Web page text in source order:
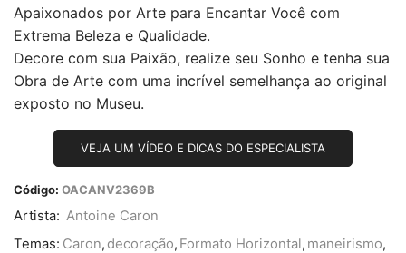
Apaixonados por Arte para Encantar Você com
Extrema Beleza e Qualidade.
Decore com sua Paixão, realize seu Sonho e tenha sua
Obra de Arte com uma incrível semelhança ao original
exposto no Museu.
VEJA UM VÍDEO E DICAS DO ESPECIALISTA
Código: OACANV2369B
Artista: Antoine Caron
Temas: Caron, decoração, Formato Horizontal, maneirismo,